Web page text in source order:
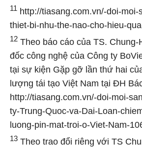
11 http://tiasang.com.vn/-doi-
thiet-bi-nhu-the-nao-cho-hieu-
12 Theo báo cáo của TS. Chung-
đốc công nghệ của Công ty
tại sự kiện Gặp gỡ lần thứ hai
lượng tái tạo Việt Nam tại ĐH
http://tiasang.com.vn/-doi-moi-
ty-Trung-Quoc-va-Dai-Loan-
luong-pin-mat-troi-o-Viet-Nam-
13 Theo trao đổi riêng với TS